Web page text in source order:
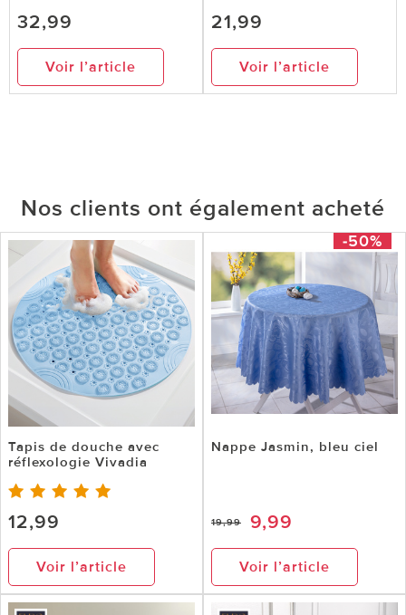
32,99
Voir l’article
21,99
Voir l’article
Nos clients ont également acheté
Tapis de douche avec
réflexologie Vivadia
12,99
Voir l’article
-50%
Nappe Jasmin, bleu ciel
19,99 9,99
Voir l’article